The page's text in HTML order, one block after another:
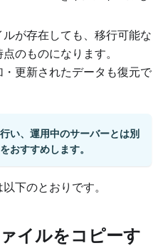
が存在しても、移行可能な
のものになります。
更新されたデータも復元で
い、運用中のサーバーとは別
おすすめします。
下のとおりです。
イルをコピーす